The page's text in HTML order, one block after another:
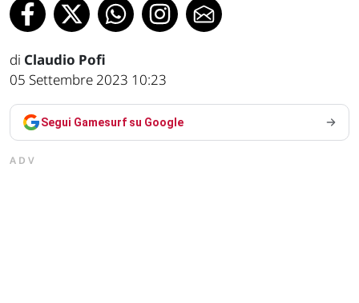
di Claudio Pofi
05 Settembre 2023 10:23
Segui Gamesurf su Google
ADV